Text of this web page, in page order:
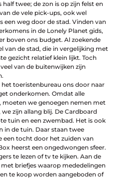
twee; de zon is op zijn felst en
de vele pick-ups, ook wel
een weg door de stad. Vinden van
in de Lonely Planet gids,
boven ons budget. Al zoekende
van de stad, die in vergelijking met
gezicht relatief klein lijkt. Toch
van de buitenwijken zijn
toeristenbureau ons door naar
onderkomen. Omdat alle
moeten we genoegen nemen met
zijn allang blij. De Cardboard
tuin en een zwembad. Het is ook
in de tuin. Daar staan twee
een tocht door het zuiden van
heerst een ongedwongen sfeer.
te lezen of tv te kijken. Aan de
briefjes waarop mededelingen
te koop worden aangeboden of